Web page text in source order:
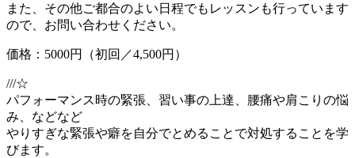
また、その他ご都合のよい日程でもレッスンも行っています
ので、お問い合わせください。
価格：5000円（初回／4,500円）
///☆
パフォーマンス時の緊張、習い事の上達、腰痛や肩こりの悩
み、などなど
やりすぎな緊張や癖を自分でとめることで対処することを学
びます。